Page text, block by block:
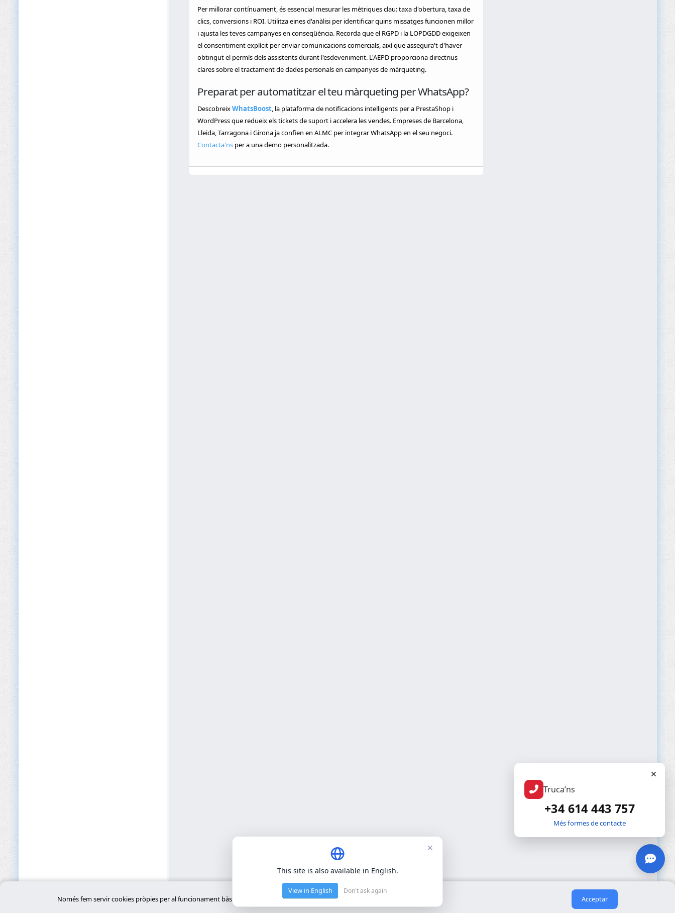
Per millorar contínuament, és essencial mesurar les mètriques clau: taxa d'obertura, taxa de
clics, conversions i ROI. Utilitza eines d'anàlisi per identificar quins missatges funcionen millor
i ajusta les teves campanyes en conseqüència. Recorda que el RGPD i la LOPDGDD exigeixen
el consentiment explícit per enviar comunicacions comercials, així que assegura't d'haver
obtingut el permís dels assistents durant l'esdeveniment. L'AEPD proporciona directrius
clares sobre el tractament de dades personals en campanyes de màrqueting.
Preparat per automatitzar el teu màrqueting per WhatsApp?
DescobreixWhatsBoost, la plataforma de notificacions intel·ligents per a PrestaShop i
WordPress que redueix els tickets de suport i accelera les vendes. Empreses de Barcelona,
Lleida, Tarragona i Girona ja confien en ALMC per integrar WhatsApp en el seu negoci.
Contacta'nsper a una demo personalitzada.
Només fem servir cookies pròpies per al funcionament bàsic del lloc. No utilitzem cookies de tercers. Acceptar
Truca’ns
+34 614 443 757
Més formes de contacte
×
This site is also available in English.
View in English Don't ask again